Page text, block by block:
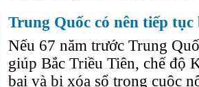
Trung Quốc có nên tiếp tục
Nếu 67 năm trước Trung
giúp Bắc Triều Tiên, chế độ
bại và bị xóa sổ trong cuộc